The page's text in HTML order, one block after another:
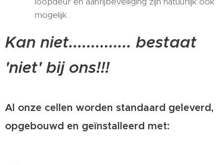
mogelijk.
Kan niet.............. bestaat
'niet' bij ons!!!
Al onze cellen worden standaard geleverd,
opgebouwd en geïnstalleerd met: